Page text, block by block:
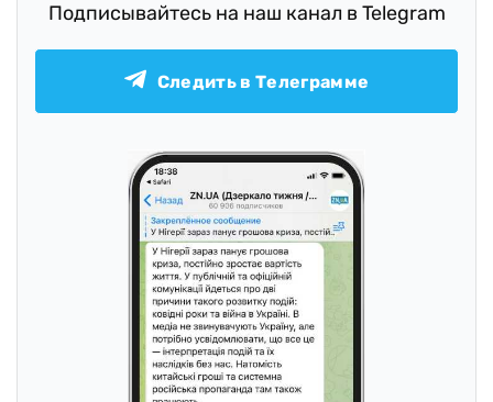
Подписывайтесь на наш канал в Telegram
Следить в Телеграмме